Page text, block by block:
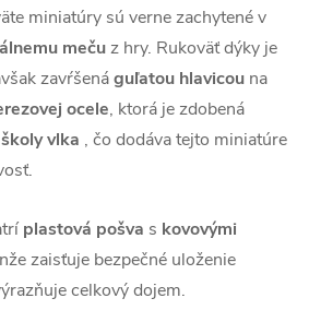
miniatúry sú verne zachytené v
mečuz hry. Rukoväť dýky je
zavŕšenáguľatou hlavicou na
ocele, ktorá je zdobená
vlka , čo dodáva tejto miniatúre
plastová pošva s kovovými
zaisťuje bezpečné uloženie
celkový dojem.